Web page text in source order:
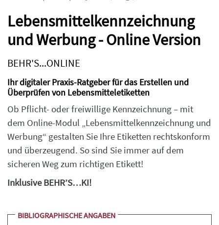
Lebensmittelkennzeichnung
und Werbung - Online Version
BEHR'S...ONLINE
Ihr digitaler Praxis-Ratgeber für das Erstellen und
Überprüfen von Lebensmitteletiketten
Ob Pflicht- oder freiwillige Kennzeichnung – mit
dem Online-Modul „Lebensmittelkennzeichnung und
Werbung“ gestalten Sie Ihre Etiketten rechtskonform
und überzeugend. So sind Sie immer auf dem
sicheren Weg zum richtigen Etikett!
Inklusive BEHR’S…KI!
BIBLIOGRAPHISCHE ANGABEN